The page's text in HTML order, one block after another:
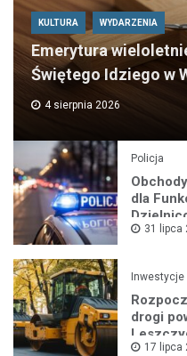
KULTURA WYDARZENIA
Emerytura
Świętego Idziego w
4 sierpnia 2026
Policja
dla
31 lipca
Inwestycje
drogi
17 lipca